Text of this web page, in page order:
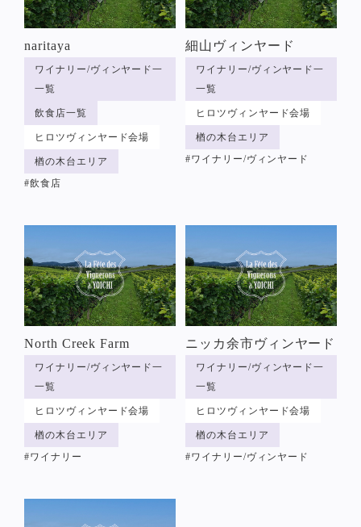
naritaya
ワイナリー/ヴィンヤード一
一覧
飲食店一覧
ヒロツヴィンヤード会場
楢の木台エリア
#飲食店
細山ヴィンヤード
ワイナリー/ヴィンヤード一
一覧
ヒロツヴィンヤード会場
楢の木台エリア
#ワイナリー/ヴィンヤード
North Creek Farm
ワイナリー/ヴィンヤード一
一覧
ヒロツヴィンヤード会場
楢の木台エリア
#ワイナリー
ニッカ余市ヴィンヤード
ワイナリー/ヴィンヤード一
一覧
ヒロツヴィンヤード会場
楢の木台エリア
#ワイナリー/ヴィンヤード